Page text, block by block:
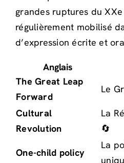
grandes ruptures du
régulièrement mobilisé
d’expression écrite et
Anglais
The Great Leap
Forward
Le
Cultural
Revolution
La
🔄
One-child policy
La